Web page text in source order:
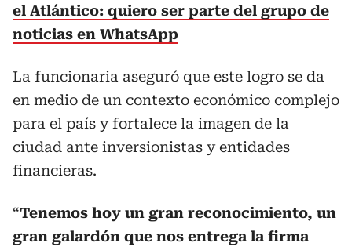
el Atlántico: quiero ser parte del grupo de
noticias en WhatsApp
La funcionaria aseguró que este logro se da
en medio de un contexto económico complejo
para el país y fortalece la imagen de la
ciudad ante inversionistas y entidades
financieras.
“Tenemos hoy un gran reconocimiento, un
gran galardón que nos entrega la firma